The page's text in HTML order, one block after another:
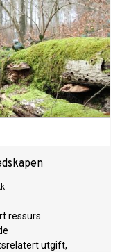
ressurs
utgift,